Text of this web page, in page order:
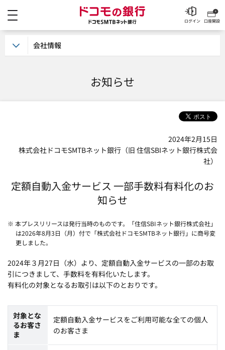
ドコモの銀行 ドコモ
口座開設
ログイン
お知らせ
2024年2月15日
株式会社ドコモSMTBネット銀行（旧 住信SBIネット銀行株式会
社）
定額自動入金サービス 一部手数料有料化のお
知らせ
※ 本プレスリリースは発行当時のものです。「住信SBIネット銀行株式会社」
は2026年8月3日（月）付で「株式会社ドコモSMTBネット銀行」に商号変
更しました。
2024年３月27日（水）より、定額自動入金サービスの一部のお取
引につきまして、手数料を有料化いたします。
有料化の対象となるお取引は以下のとおりです。
対象とな
るお客さ
ま
定額自動入金サービスをご利用可能な全ての個人
のお客さま
会社情報